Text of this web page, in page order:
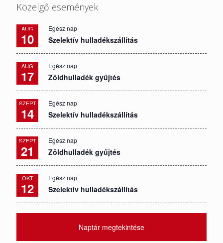
Közelgő események
AUG
10
Egész nap
Szelektív hulladékszállítás
AUG
17
Egész nap
Zöldhulladék gyűjtés
SZEPT
14
Egész nap
Szelektív hulladékszállítás
SZEPT
21
Egész nap
Zöldhulladék gyűjtés
OKT
12
Egész nap
Szelektív hulladékszállítás
Naptár megtekintése